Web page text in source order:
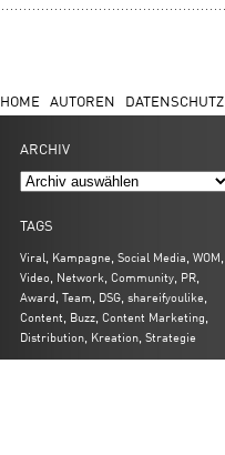
HOME AUTOREN DATENSCHUTZ
ARCHIV
TAGS
Viral, Kampagne, Social Media, WOM,
Video, Network, Community, PR,
Award, Team, DSG, shareifyoulike,
Content, Buzz, Content Marketing,
Distribution, Kreation, Strategie